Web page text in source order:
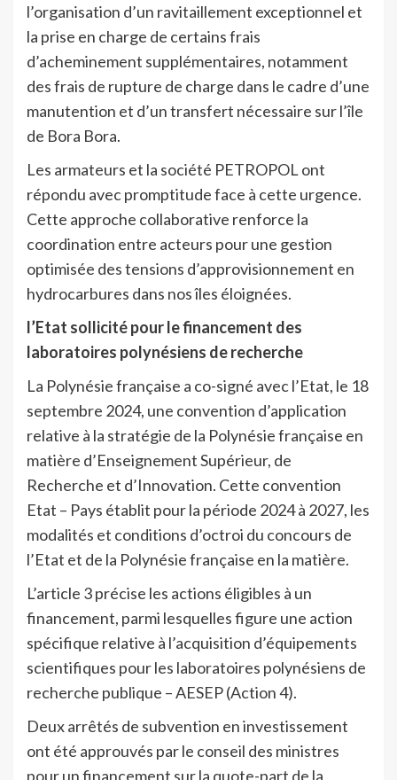
l’organisation d’un ravitaillement exceptionnel et
la prise en charge de certains frais
d’acheminement supplémentaires, notamment
des frais de rupture de charge dans le cadre d’une
manutention et d’un transfert nécessaire sur l’île
de Bora Bora.
Les armateurs et la société PETROPOL ont
répondu avec promptitude face à cette urgence.
Cette approche collaborative renforce la
coordination entre acteurs pour une gestion
optimisée des tensions d’approvisionnement en
hydrocarbures dans nos îles éloignées.
l’Etat sollicité pour le financement des
laboratoires polynésiens de recherche
La Polynésie française a co-signé avec l’Etat, le 18
septembre 2024, une convention d’application
relative à la stratégie de la Polynésie française en
matière d’Enseignement Supérieur, de
Recherche et d’Innovation. Cette convention
Etat – Pays établit pour la période 2024 à 2027, les
modalités et conditions d’octroi du concours de
l’Etat et de la Polynésie française en la matière.
L’article 3 précise les actions éligibles à un
financement, parmi lesquelles figure une action
spécifique relative à l’acquisition d’équipements
scientifiques pour les laboratoires polynésiens de
recherche publique – AESEP (Action 4).
Deux arrêtés de subvention en investissement
ont été approuvés par le conseil des ministres
pour un financement sur la quote-part de la